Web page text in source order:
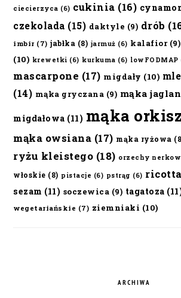
ciecierzyca (6) cukinia (16)
czekolada (15) daktyle (9) drób
imbir (7) jabłka (8) jarmuż (6) kalafior(9)
(10) krewetki (6) kurkuma (6) lowFODMAP
mascarpone (17) migdały (10)
(14) mąka gryczana (9) mąka
migdałowa (11) mąka
mąka owsiana (17) mąka ryżowa
ryżu kleistego (18) orzechy
włoskie (8) pistacje (6) pstrąg (6) ricotta
sezam (11) soczewica (9) tagatoza
wegetariańskie (7) ziemniaki (10)
ARCHIWA